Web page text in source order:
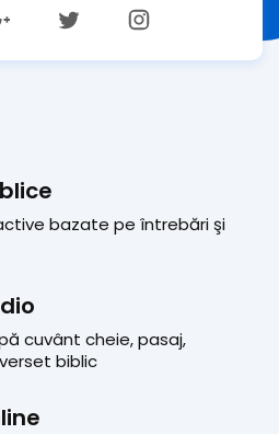
bazate pe întrebări şi
cuvânt cheie, pasaj,
biblic